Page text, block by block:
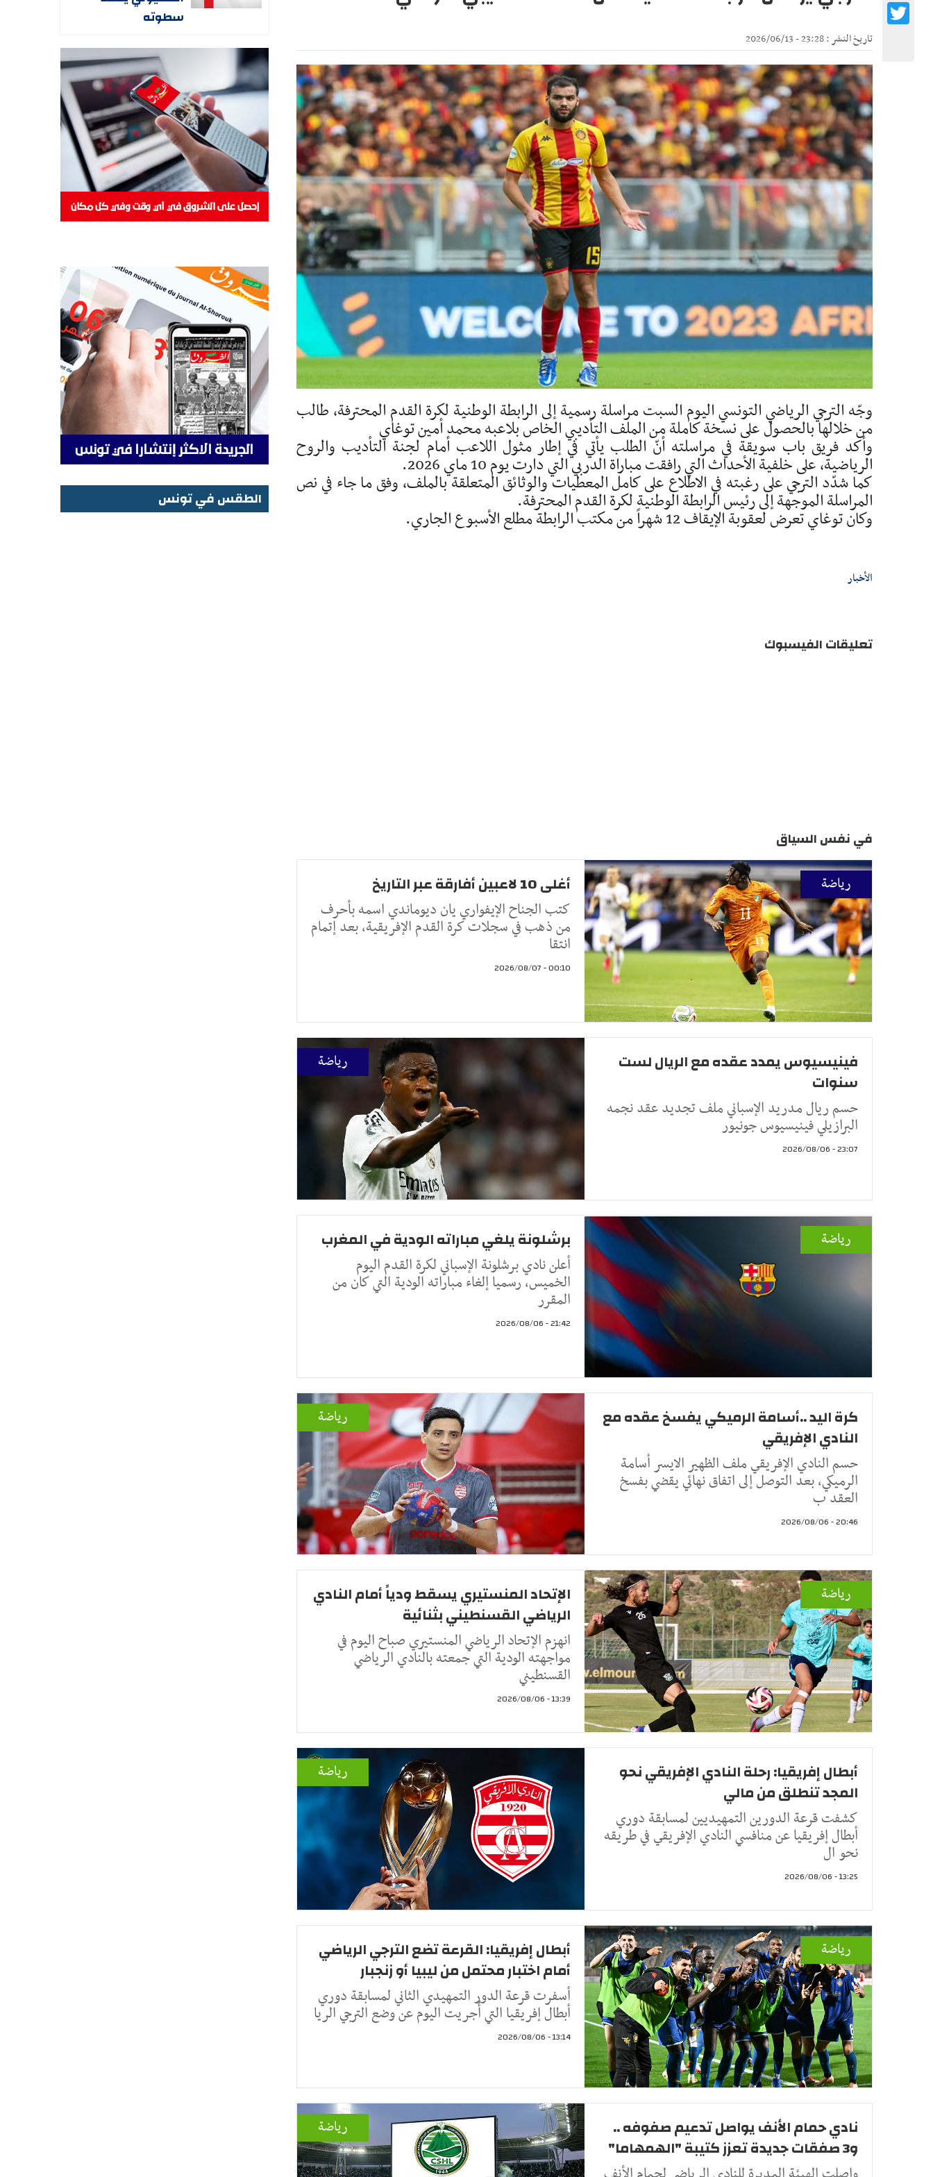
تاريخ النشر : 23:28 - 2026/06/13
وجّه الترجي الرياضي التونسي اليوم السبت مراسلة رسمية إلى الرابطة الوطنية لكرة القدم المحترفة، طالب
من خلالها بالحصول على نسخة كاملة من الملف التأديبي الخاص بلاعبه محمد أمين توغاي
وأكد فريق باب سويقة في مراسلته أنّ الطلب يأتي في إطار مثول اللاعب أمام لجنة التأديب والروح
الرياضية، على خلفية الأحداث التي رافقت مباراة الدربي التي دارت يوم 10 ماي 2026.
كما شدّد الترجي على رغبته في الاطلاع على كامل المعطيات والوثائق المتعلقة بالملف، وفق ما جاء في نص
المراسلة الموجهة إلى رئيس الرابطة الوطنية لكرة القدم المحترفة.
وكان توغاي تعرض لعقوبة الإيقاف 12 شهراً من مكتب الرابطة مطلع الأسبوع الجاري.
الأخبار
Twitter
تعليقات الفيسبوك
في نفس السياق
رياضة
أغلى 10 لاعبين أفارقة عبر التاريخ
كتب الجناح الإيفواري يان ديوماندي اسمه بأحرف
من ذهب في سجلات كرة القدم الإفريقية، بعد إتمام
انتقا
00:10 - 2026/08/07
رياضة
فينيسيوس يمدد عقده مع الريال لست
سنوات
حسم ريال مدريد الإسباني ملف تجديد عقد نجمه
البرازيلي فينيسيوس جونيور
23:07 - 2026/08/06
رياضة برشلونة يلغي مباراته الودية في المغرب
أعلن نادي برشلونة الإسباني لكرة القدم اليوم
الخميس، رسميا إلغاء مباراته الودية التي كان من
المقرر
21:42 - 2026/08/06
رياضة
كرة اليد ..أسامة الرميكي يفسخ عقده مع
النادي الإفريقي
حسم النادي الإفريقي ملف الظهير الايسر أسامة
الرميكي، بعد التوصل إلى اتفاق نهائي يقضي بفسخ
العقد ب
20:46 - 2026/08/06
رياضة
الإتحاد المنستيري يسقط ودياً أمام النادي
الرياضي القسنطيني بثنائية
انهزم الإتحاد الرياضي المنستيري صباح اليوم في
مواجهته الودية التي جمعته بالنادي الرياضي
القسنطيني
13:39 - 2026/08/06
رياضة
أبطال إفريقيا: رحلة النادي الإفريقي نحو
المجد تنطلق من مالي
كشفت قرعة الدورين التمهيديين لمسابقة دوري
أبطال إفريقيا عن منافسي النادي الإفريقي في طريقه
نحو ال
13:25 - 2026/08/06
رياضة
أبطال إفريقيا: القرعة تضع الترجي الرياضي
أمام اختبار محتمل من ليبيا أو زنجبار
أسفرت قرعة الدور التمهيدي الثاني لمسابقة دوري
أبطال إفريقيا التي أُجريت اليوم عن وضع الترجي الريا
13:14 - 2026/08/06
رياضة
نادي حمام الأنف يواصل تدعيم صفوفه ..
و3 صفقات جديدة تعزز كتيبة "الهمهاما"
سطوته
الطقس في تونس